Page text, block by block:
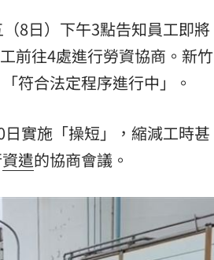
8日）下午3點告知員工即將
前往4處進行勞資協商。新竹
符合法定程序進行中」。
實施「操短」，縮減工時甚
資遣的協商會議。